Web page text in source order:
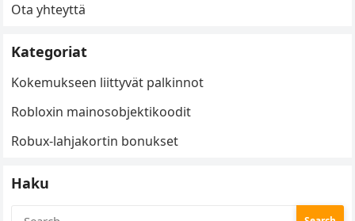
Ota yhteyttä
Kategoriat
Kokemukseen liittyvät palkinnot
Robloxin mainosobjektikoodit
Robux-lahjakortin bonukset
Haku